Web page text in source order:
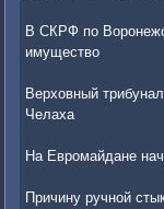
В СКРФ по
имущество
Верховный
Челаха
На Евромайдане
Причину ручной